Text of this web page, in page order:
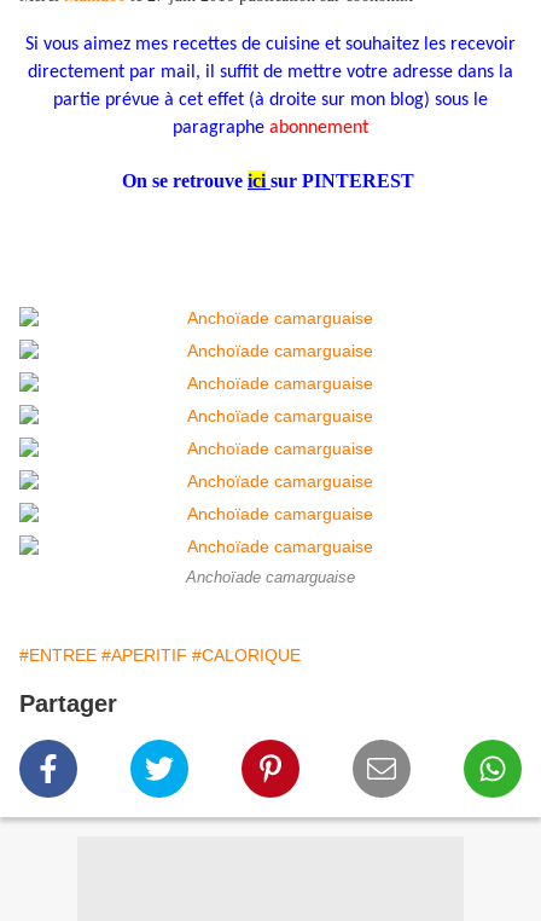
Si vous aimez mes recettes de cuisine et souhaitez les recevoir
directement par mail, il suffit de mettre votre adresse dans la
partie prévue à cet effet (à droite sur mon blog) sous le
paragraphe abonnement
On se retrouve ici sur PINTEREST
Anchoïade camarguaise
#ENTREE #APERITIF #CALORIQUE
Partager